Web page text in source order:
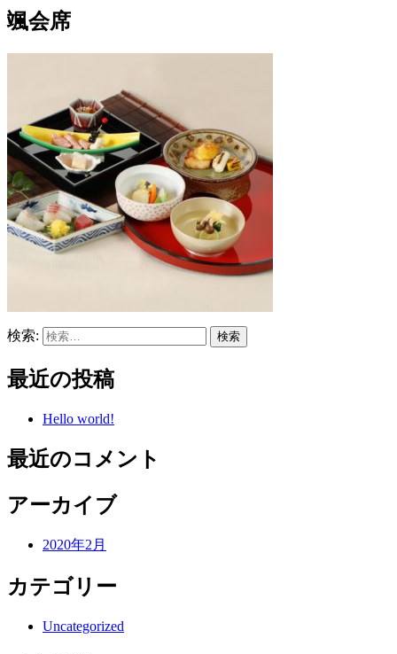
颯会席
検索:
最近の投稿
Hello world!
最近のコメント
アーカイブ
2020年2月
カテゴリー
Uncategorized